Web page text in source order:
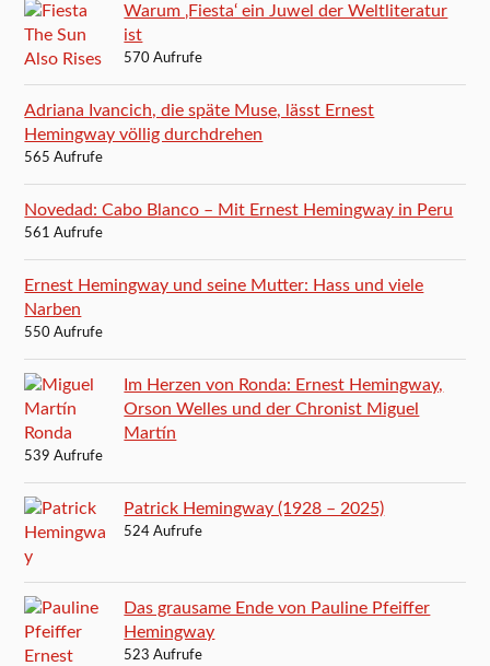
Warum ‚Fiesta‘ ein Juwel der Weltliteratur
ist
570 Aufrufe
Adriana Ivancich, die späte Muse, lässt Ernest
Hemingway völlig durchdrehen
565 Aufrufe
Novedad: Cabo Blanco – Mit Ernest Hemingway in Peru
561 Aufrufe
Ernest Hemingway und seine Mutter: Hass und viele
Narben
550 Aufrufe
Im Herzen von Ronda: Ernest Hemingway,
Orson Welles und der Chronist Miguel
Martín
539 Aufrufe
Patrick Hemingway (1928 – 2025)
524 Aufrufe
Das grausame Ende von Pauline Pfeiffer
Hemingway
523 Aufrufe